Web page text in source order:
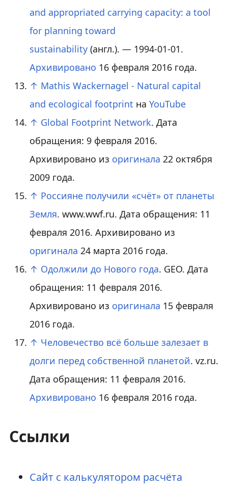
and appropriated carrying capacity: a tool
for planning toward
sustainability (англ.). — 1994-01-01.
Архивировано 16 февраля 2016 года.
↑ Mathis Wackernagel - Natural capital
and ecological footprint на YouTube
↑ Global Footprint Network. Дата
обращения: 9 февраля 2016.
Архивировано из оригинала 22 октября
2009 года.
↑ Россияне получили «счёт» от планеты
Земля. www.wwf.ru. Дата обращения: 11
февраля 2016. Архивировано из
оригинала 24 марта 2016 года.
↑ Одолжили до Нового года. GEO. Дата
обращения: 11 февраля 2016.
Архивировано из оригинала 15 февраля
2016 года.
↑ Человечество всё больше залезает в
долги перед собственной планетой. vz.ru.
Дата обращения: 11 февраля 2016.
Архивировано 16 февраля 2016 года.
Ссылки
Сайт с калькулятором расчёта